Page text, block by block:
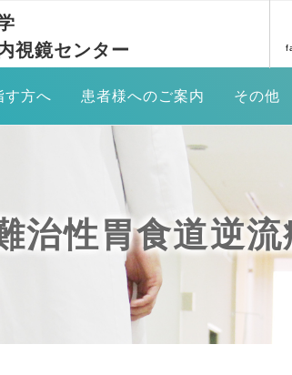
視鏡センター
管癌領域における内視鏡診断・
器悪性腫瘍に対する化学療法
性腸疾患
す方へ
れ
患者様へのご案内
診療のご案内
対象疾患について
当科の内視鏡的治療実績
消化器癌セカンドオピニオ
便秘外来のご案内
その他
アク
リン
同門
治性胃食道逆流